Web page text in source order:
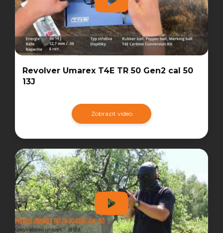
Revolver Umarex T4E TR 50 Gen2 cal 50
13J
Zobrazit video